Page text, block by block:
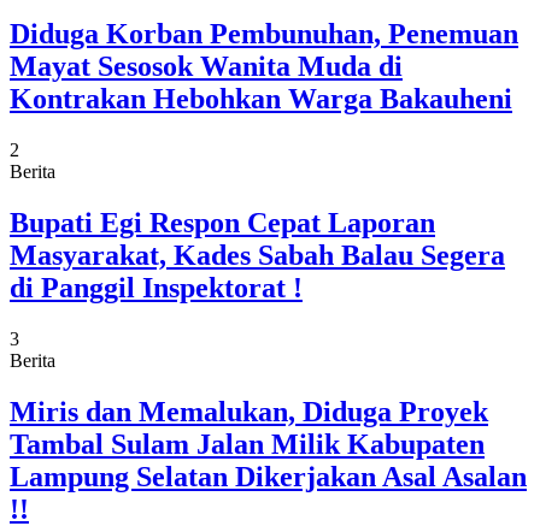
Diduga Korban Pembunuhan, Penemuan
Mayat Sesosok Wanita Muda di
Kontrakan Hebohkan Warga Bakauheni
2
Berita
Bupati Egi Respon Cepat Laporan
Masyarakat, Kades Sabah Balau Segera
di Panggil Inspektorat !
3
Berita
Miris dan Memalukan, Diduga Proyek
Tambal Sulam Jalan Milik Kabupaten
Lampung Selatan Dikerjakan Asal Asalan
!!